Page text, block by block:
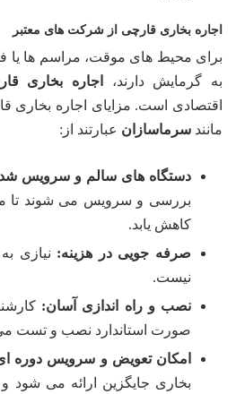
اجاره بخاری قارچی از شرکت های معتبر
برای محیط های موقت، مراسم ها یا
به گرمایش دارند،
اجاره بخاری
اقتصادی است. مزایای اجاره بخاری
مانند سرماسازان عبارتند از:
دستگاه های سالم و سرویس
بررسی و سرویس می شوند تا
کاهش یابد.
صرفه جویی در هزینه: نیازی
نیست.
نصب و راه اندازی آسان:
صورت استاندارد نصب و تست
امکان تعویض و سرویس دوره
بخاری جایگزین ارائه می شود